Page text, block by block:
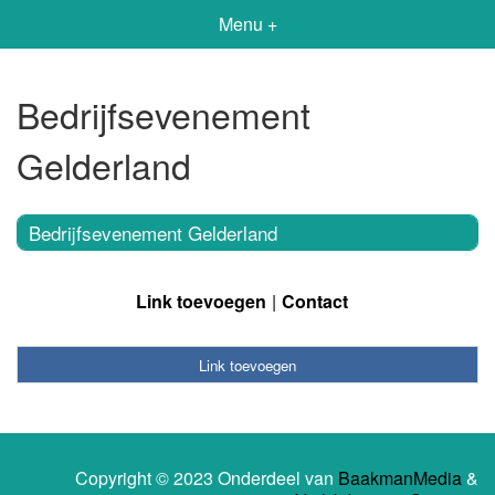
Menu +
Bedrijfsevenement
Gelderland
Bedrijfsevenement Gelderland
Link toevoegen Contact
Link toevoegen
Copyright © 2023 Onderdeel van BaakmanMedia&